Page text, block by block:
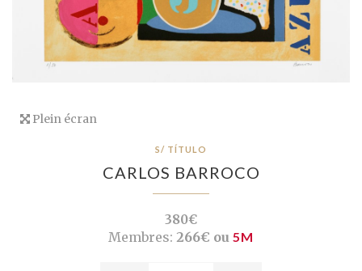
Plein écran
S/ TÍTULO
CARLOS BARROCO
380€
Membres: 266€ ou 5M